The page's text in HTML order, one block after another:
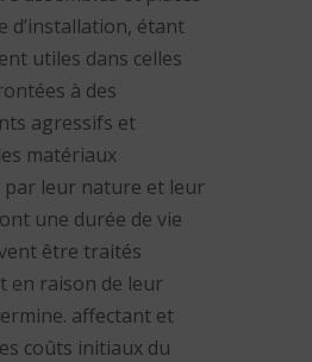
d’installation, étant
utiles dans celles
à des
agressifs et
matériaux
par leur nature et leur
une durée de vie
être traités
en raison de leur
affectant et
coûts initiaux du